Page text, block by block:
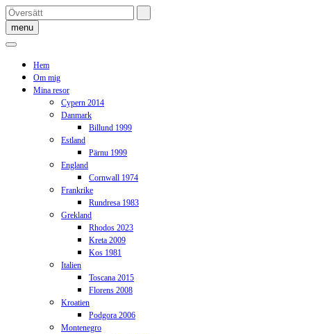
Skip
to
content
menu
Hem
Om mig
Mina resor
Cypern 2014
Danmark
Billund 1999
Estland
Pärnu 1999
England
Cornwall 1974
Frankrike
Rundresa 1983
Grekland
Rhodos 2023
Kreta 2009
Kos 1981
Italien
Toscana 2015
Florens 2008
Kroatien
Podgora 2006
Montenegro